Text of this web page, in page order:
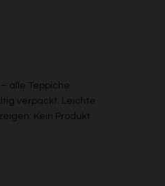
alle Teppiche
verpackt. Leichte
Kein Produkt